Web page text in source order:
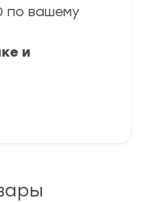
по вашему
и